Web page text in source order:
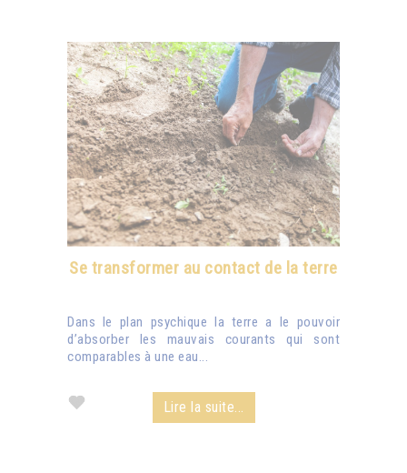
Se transformer au contact de la terre
Dans le plan psychique la terre a le pouvoir
d’absorber les mauvais courants qui sont
comparables à une eau...
Lire la suite...